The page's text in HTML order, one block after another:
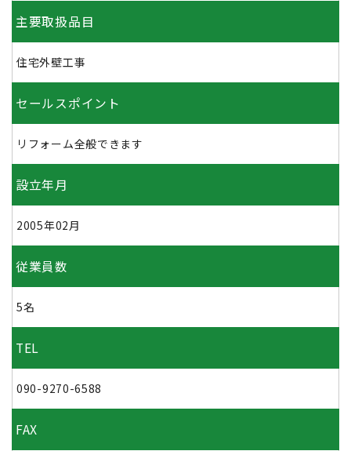
主要取扱品目
住宅外壁工事
セールスポイント
リフォーム全般できます
設立年月
2005年02月
従業員数
5名
TEL
090-9270-6588
FAX